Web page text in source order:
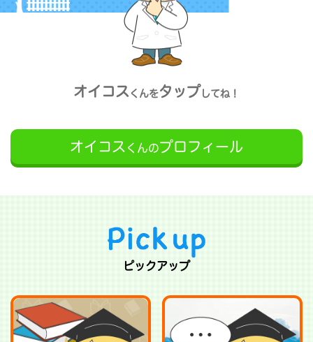
オイコス くんをタップ してね！
オイコス くんのプロフィール
ピックアップ